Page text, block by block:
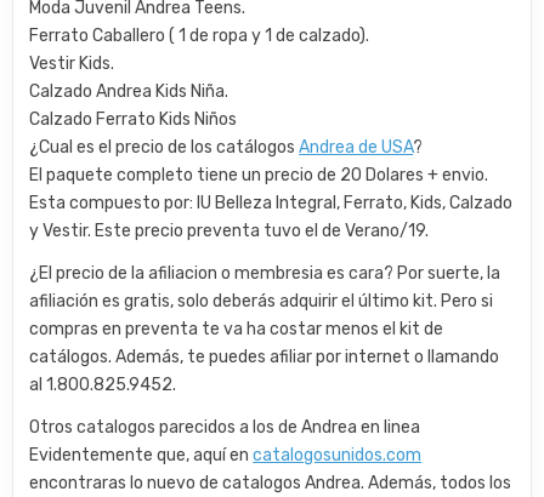
Moda Juvenil Andrea Teens.
Ferrato Caballero ( 1 de ropa y 1 de calzado).
Vestir Kids.
Calzado Andrea Kids Niña.
Calzado Ferrato Kids Niños
¿Cual es el precio de los catálogosAndrea de USA?
El paquete completo tiene un precio de 20 Dolares + envio.
Esta compuesto por: IU Belleza Integral, Ferrato, Kids, Calzado
y Vestir. Este precio preventa tuvo el de Verano/19.
¿El precio de la afiliacion o membresia es cara? Por suerte, la
afiliación es gratis, solo deberás adquirir el último kit. Pero si
compras en preventa te va ha costar menos el kit de
catálogos. Además, te puedes afiliar por internet o llamando
al 1.800.825.9452.
Otros catalogos parecidos a los de Andrea en linea
Evidentemente que, aquí encatalogosunidos.com
encontraras lo nuevo de catalogos Andrea. Además, todos los